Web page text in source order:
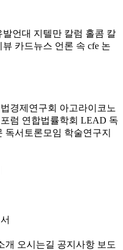
발언대 지텔만 칼럼 홀콤 칼
뷰 카드뉴스 언론 속 cfe 논
법경제연구회 아고라이코노
럼 연합법률학회 LEAD 독
독서토론모임 학술연구지
개 오시는길 공지사항 보도